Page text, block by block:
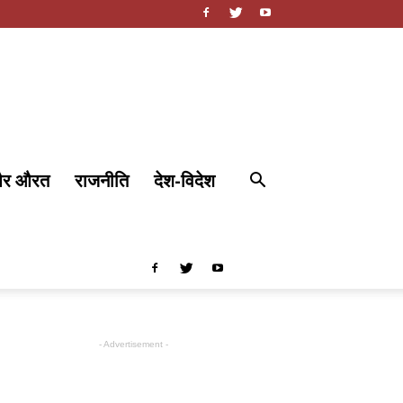
औरत राजनीति
देश-विदेश
- Advertisement -